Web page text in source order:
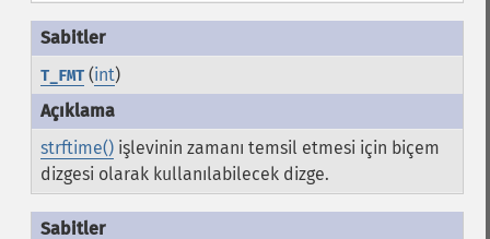
T_FMT(int)
strftime()işlevinin zamanı temsil etmesi için biçem
dizgesi olarak kullanılabilecek dizge.